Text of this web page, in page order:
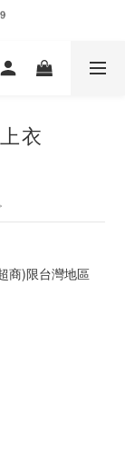
件9折
衣
商)限台灣地區